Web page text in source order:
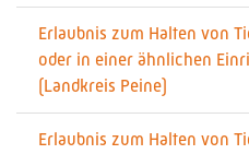
Erlaubnis zum Halten von
oder in einer ähnlichen
(Landkreis Peine)
Erlaubnis zum Halten von